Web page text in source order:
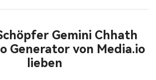
Gemini Chhath
Generator von Media.io
lieben